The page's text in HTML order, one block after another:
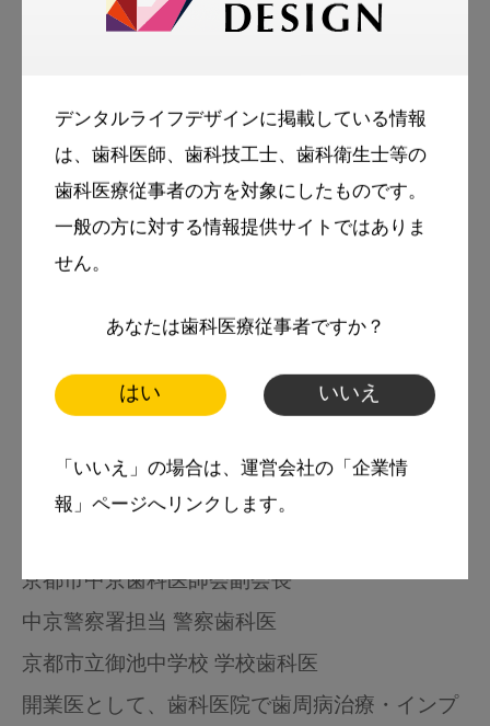
デンタルライフデザインに掲載している情報
は、歯科医師、歯科技工士、歯科衛生士等の
歯科医療従事者の方を対象にしたものです。
一般の方に対する情報提供サイトではありま
せん。
あなたは歯科医療従事者ですか？
はい いいえ
「いいえ」の場合は、運営会社の「企業情
報」ページへリンクします。
安田 久理人
大阪歯科大学非常勤講師
日本口腔インプラント学会専門医
日本歯周病学会認定医
1998年 徳島大学歯学部卒業後、京都市内医療
法人にて勤務
2003年 医療法人弘成会 牧草歯科医院（京都
府）にて勤務
2005年 安田歯科医院開院。現在に至る
京都市中京歯科医師会副会長
中京警察署担当 警察歯科医
京都市立御池中学校 学校歯科医
開業医として、歯科医院で歯周病治療・インプ